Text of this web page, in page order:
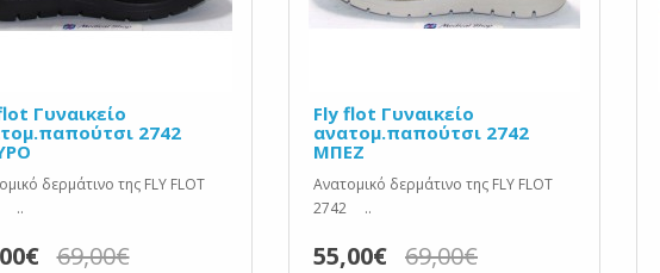
Γυναικείο
2742
δερμάτινο της FLY FLOT
..
69,00€
Fly flot Γυναικείο
ανατομ.παπούτσι 2742
ΜΠΕΖ
Ανατομικό δερμάτινο της FLY FLOT
2742 ..
55,00€ 69,00€